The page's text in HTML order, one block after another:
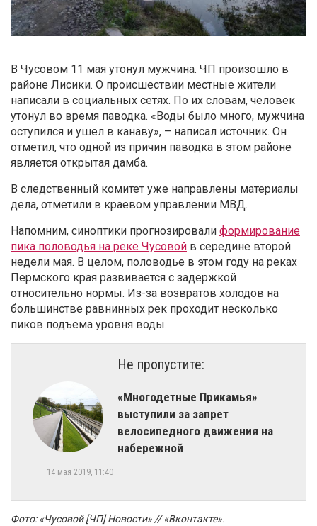
В Чусовом 11 мая утонул мужчина. ЧП произошло в
районе Лисики. О происшествии местные жители
написали в социальных сетях. По их словам, человек
утонул во время паводка. «Воды было много, мужчина
оступился и ушел в канаву», – написал источник. Он
отметил, что одной из причин паводка в этом районе
является открытая дамба.
В следственный комитет уже направлены материалы
дела, отметили в краевом управлении МВД.
Напомним, синоптики прогнозировали формирование
пика половодья на реке Чусовой в середине второй
недели мая. В целом, половодье в этом году на реках
Пермского края развивается с задержкой
относительно нормы. Из-за возвратов холодов на
большинстве равнинных рек проходит несколько
пиков подъема уровня воды.
Не пропустите:
«Многодетные Прикамья»
выступили за запрет
велосипедного движения на
набережной
14 мая 2019, 11:40
Фото: «Чусовой [ЧП] Новости» // «Вконтакте».